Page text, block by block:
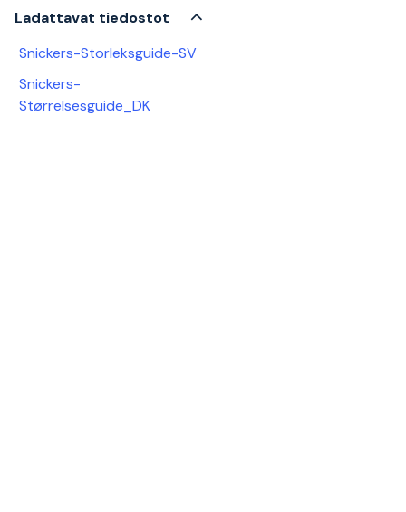
Ladattavat tiedostot
Snickers-Storleksguide-SV
Snickers-
Størrelsesguide_DK